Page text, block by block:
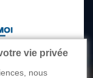
vie privée
nous